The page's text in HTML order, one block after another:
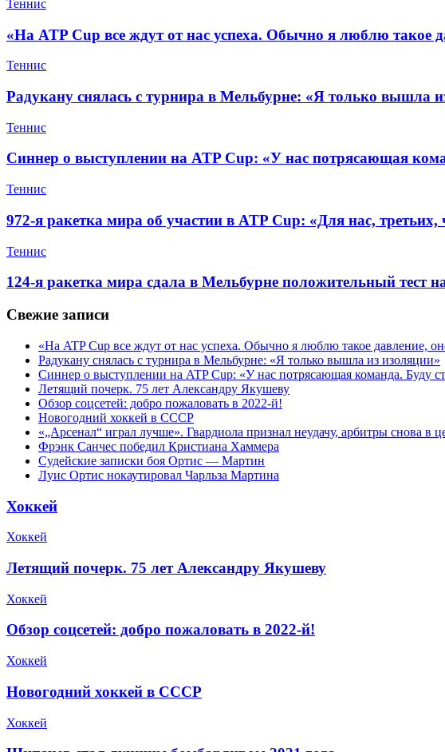
Теннис
«На ATP Cup все ждут от нас успеха. Обычно я люблю такое
Теннис
Радукану снялась с турнира в Мельбурне: «Я только вышла
Теннис
Синнер о выступлении на ATP Cup: «У нас потрясающая
Теннис
972-я ракетка мира об участии в ATP Cup: «Для нас,
Теннис
124-я ракетка мира сдала в Мельбурне положительный тест
Свежие записи
«На ATP Cup все ждут от нас успеха. Обычно я люблю такое давление,
Радукану снялась с турнира в Мельбурне: «Я только вышла из изоляции»
Синнер о выступлении на ATP Cup: «У нас потрясающая команда. Буду
Летящий почерк. 75 лет Александру Якушеву
Обзор соцсетей: добро пожаловать в 2022-й!
Новогодний хоккей в СССР
«„Арсенал“ играл лучше». Гвардиола признал неудачу, арбитры снова в
Фрэнк Санчес победил Кристиана Хаммера
Судейские записки боя Ортис — Мартин
Луис Ортис нокаутировал Чарльза Мартина
Хоккей
Хоккей
Летящий почерк. 75 лет Александру Якушеву
Хоккей
Обзор соцсетей: добро пожаловать в 2022-й!
Хоккей
Новогодний хоккей в СССР
Хоккей